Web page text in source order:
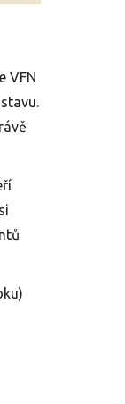
VFN